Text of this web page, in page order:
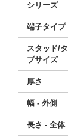
シリーズ
端子タイプ
スタッド/タ
ブサイズ
厚さ
幅 - 外側
長さ - 全体